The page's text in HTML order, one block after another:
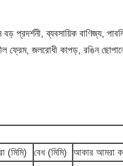
প্রদর্শনী, ব্যবসায়িক বাণিজ্য,
জলরোধী কাপড়, রঙিন ছোপানো
(মিমি) বেধ (মিমি)
আকার আমরা